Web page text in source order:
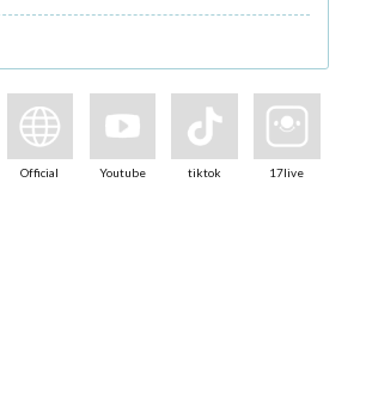
Official Youtube tiktok 17live